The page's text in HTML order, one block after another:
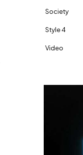
Society
Style 4
Video